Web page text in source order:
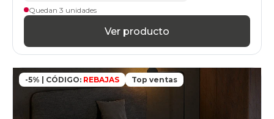
Quedan 3 unidades
Ver producto
-5% | CÓDIGO: REBAJAS Top ventas